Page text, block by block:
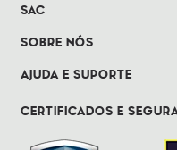
SAC
SOBRE NÓS
AJUDA E SUPORTE
CERTIFICADOS E